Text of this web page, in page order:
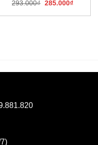
293.000₫ Giá
là:
285.000₫Giá
tại